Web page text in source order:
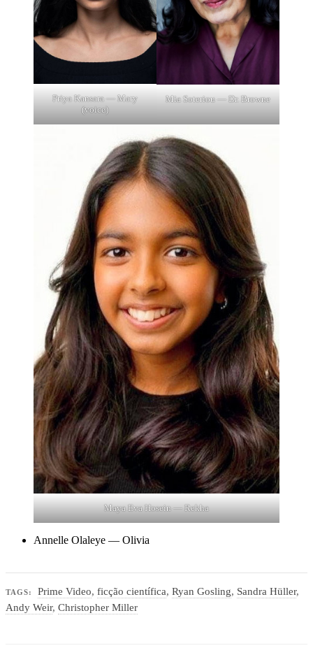
Priya Kansara — Mary
(voice)
Mia Soteriou — Dr. Browne
Maya Eva Hosein — Rekha
Annelle Olaleye — Olivia
TAGS: Prime Video,ficção científica,Ryan Gosling, Sandra Hüller,
Andy Weir, Christopher Miller